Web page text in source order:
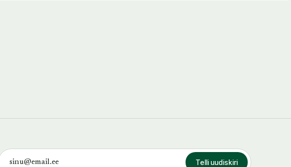
Telli uudiskiri